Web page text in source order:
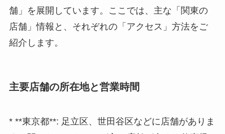
舗」を展開しています。ここでは、主な「関東の
店舗」情報と、それぞれの「アクセス」方法をご
紹介します。
主要店舗の所在地と営業時間
* **東京都**: 足立区、世田谷区などに店舗がありま